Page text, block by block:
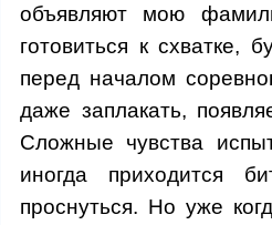
объявляют мою
готовиться к схватке,
перед началом
даже заплакать,
Сложные чувства
иногда приходится
проснуться. Но уже